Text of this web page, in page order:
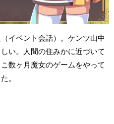
イベント会話）。ケンツ山中
い。人間の住みかに近づいて
数ヶ月魔女のゲームをやって
。